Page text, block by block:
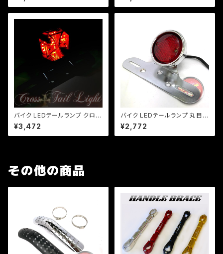
ーカス CB XJ SR TW
TW
バイク LEDテールランプ クロス
テール ミニ十字型 LED/汎用/マ
グナ/ジャズ/SR/TW/ビンテー
ジスタイル/ナンバー灯
¥3,472
バイク LEDテールランプ 丸目テ
ール/汎用/ナンバーステー/シル
バー/ビラーゴ/チョッパー/SR/T
W/FTR/CB/a324
¥2,772
その他の商品